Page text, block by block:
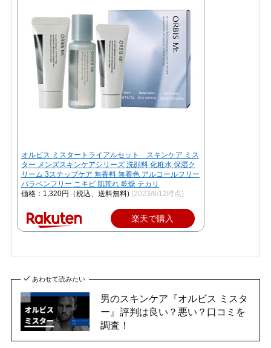
オルビス ミスタートライアルセット スキンケア ミス
ター メンズスキンケアシリーズ 洗顔料 化粧水 保湿ク
リーム 3ステップケア 無香料 無着色 アルコールフリー
パラベンフリー ニキビ 肌荒れ 乾燥 テカリ
価格：1,320円（税込、送料無料) (2023/8/12時点)
楽天で購入
あわせて読みたい
男のスキンケア『オルビス ミスタ
ー』評判は良い？悪い？口コミを
調査！